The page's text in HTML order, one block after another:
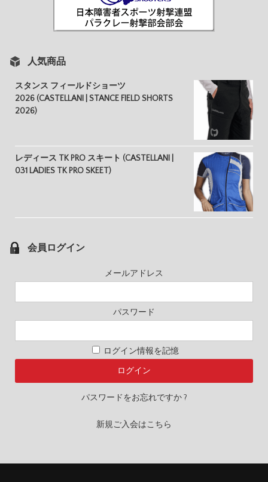
人気商品
スタンス フィールドショーツ
2026 (CASTELLANI | STANCE FIELD SHORTS
2026)
レディース TK PRO スキート (CASTELLANI |
031 LADIES TK PRO SKEET)
会員ログイン
メールアドレス
パスワード
ログイン情報を記憶
パスワードをお忘れですか ?
新規ご入会はこちら